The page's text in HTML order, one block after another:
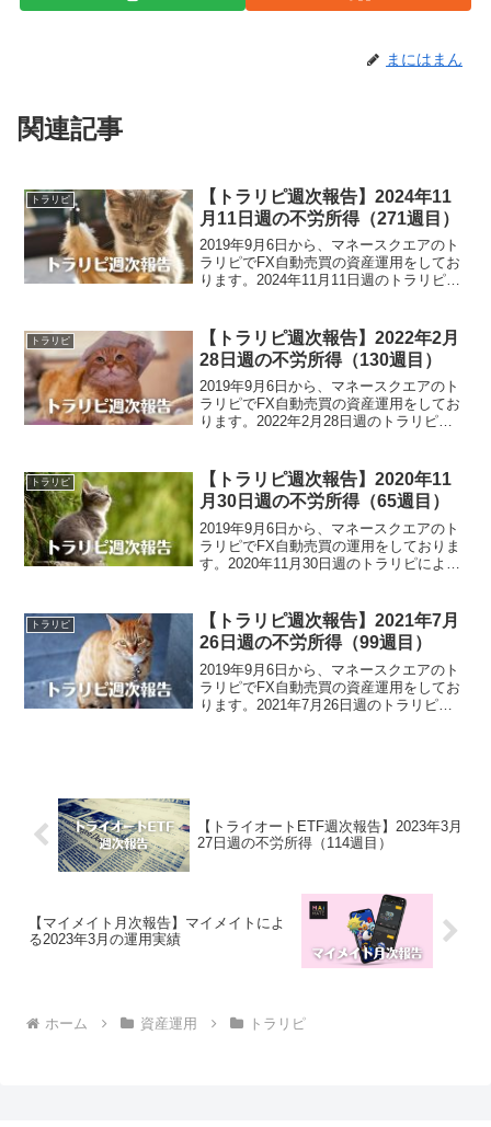
まにはまん
関連記事
トラリピ
【トラリピ週次報告】2024年11
月11日週の不労所得（271週目）
2019年9月6日から、マネースクエアのト
ラリピでFX自動売買の資産運用をしてお
ります。2024年11月11日週のトラリピに
は、-641,499円でございました。...
トラリピ
【トラリピ週次報告】2022年2月
28日週の不労所得（130週目）
2019年9月6日から、マネースクエアのト
ラリピでFX自動売買の資産運用をしてお
ります。2022年2月28日週のトラリピに
損益3,699,385円・預託証拠金...
トラリピ
【トラリピ週次報告】2020年11
月30日週の不労所得（65週目）
2019年9月6日から、マネースクエアのト
ラリピでFX自動売買の運用をしておりま
す。2020年11月30日週のトラリピによる
益：1,751,013円・評価損益：-...
トラリピ
【トラリピ週次報告】2021年7月
26日週の不労所得（99週目）
2019年9月6日から、マネースクエアのト
ラリピでFX自動売買の資産運用をしてお
ります。2021年7月26日週のトラリピに
【トライオートETF週次報告】2023年3月
27日週の不労所得（114週目）
【マイメイト月次報告】マイメイトによ
る2023年3月の運用実績
ホーム 資産運用 トラリピ